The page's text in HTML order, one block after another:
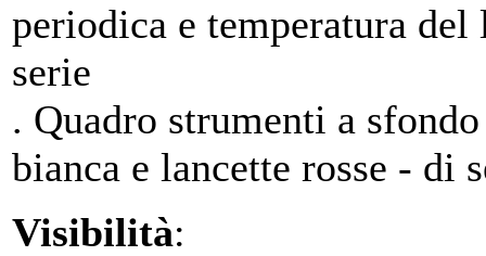
periodica e temperatura
serie
. Quadro strumenti a
bianca e lancette rosse - di
Visibilità: